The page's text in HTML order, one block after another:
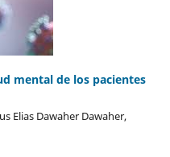
mental de los pacientes
Elias Dawaher Dawaher,